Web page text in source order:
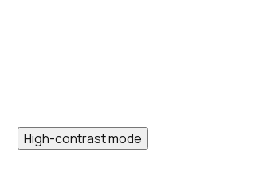
High-contrast mode